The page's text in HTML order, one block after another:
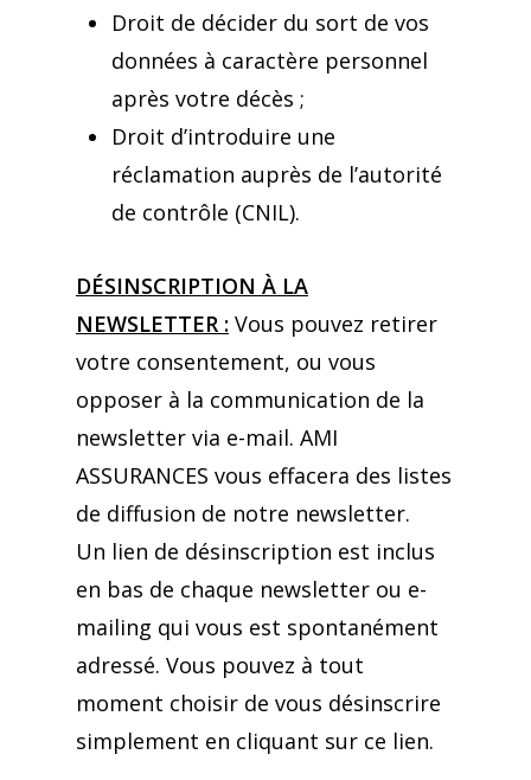
Droit de décider du sort de vos
données à caractère personnel
après votre décès ;
Droit d’introduire une
réclamation auprès de l’autorité
de contrôle (CNIL).
DÉSINSCRIPTION À LA
NEWSLETTER : Vous pouvez retirer
votre consentement, ou vous
opposer à la communication de la
newsletter via e-mail. AMI
ASSURANCES vous effacera des listes
de diffusion de notre newsletter.
Un lien de désinscription est inclus
en bas de chaque newsletter ou e-
mailing qui vous est spontanément
adressé. Vous pouvez à tout
moment choisir de vous désinscrire
simplement en cliquant sur ce lien.